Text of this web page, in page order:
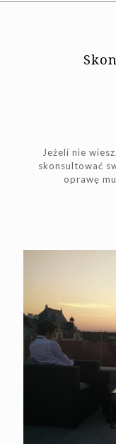
Jeżeli nie
skonsultować
oprawę